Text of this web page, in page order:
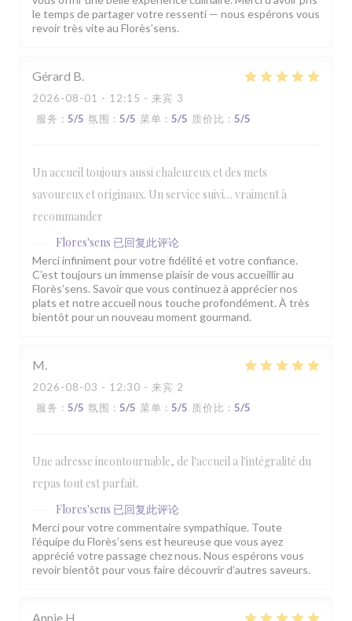
le temps de partager votre ressenti — nous espérons vous
revoir très vite au Florès’sens.
Gérard B
2026-08-01 - 12:15 - 来宾 3
服务 : 5/5 氛围 : 5/5 菜单 : 5/5 质价比 : 5/5
Un accueil toujours aussi chaleureux et des mets
savoureux et originaux. Un service suivi… vraiment à
recommander
Flores'sens 已回复此评论
Merci infiniment pour votre fidélité et votre confiance.
C’est toujours un immense plaisir de vous accueillir au
Florès’sens. Savoir que vous continuez à apprécier nos
plats et notre accueil nous touche profondément. À très
bientôt pour un nouveau moment gourmand.
M
2026-08-03 - 12:30 - 来宾 2
服务 : 5/5 氛围 : 5/5 菜单 : 5/5 质价比 : 5/5
Une adresse incontournable, de l'accueil a l'intégralité du
repas tout est parfait.
Flores'sens 已回复此评论
Merci pour votre commentaire sympathique. Toute
l’équipe du Florès’sens est heureuse que vous ayez
apprécié votre passage chez nous. Nous espérons vous
revoir bientôt pour vous faire découvrir d’autres saveurs.
Annie H